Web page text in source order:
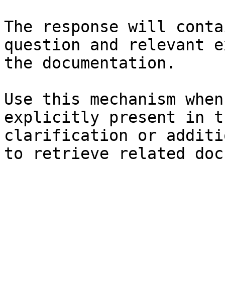
The response will
question and relevant
the documentation.
Use this mechanism
explicitly present in
clarification or